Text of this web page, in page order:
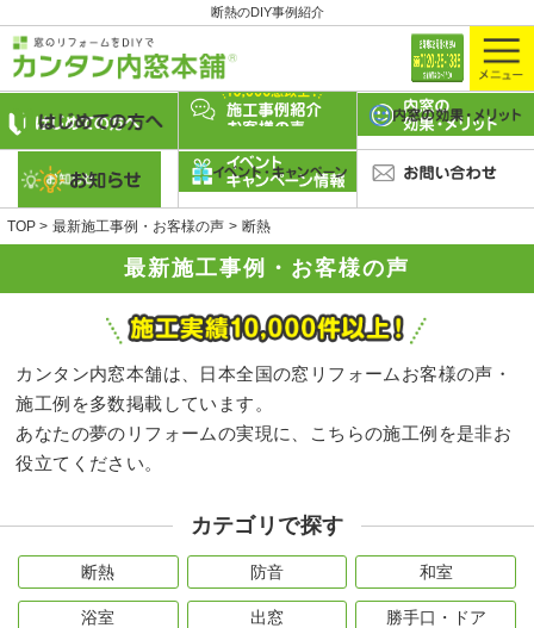
断熱のDIY事例紹介
最新施工事例・お客様の声
TOP 最新施工事例・お客様の声 断熱
カンタン内窓本舗は、日本全国の窓リフォームお客様の声・
施工例を多数掲載しています。
あなたの夢のリフォームの実現に、こちらの施工例を是非お
役立てください。
カテゴリで探す
断熱 防音 和室
浴室 出窓 勝手口・ドア